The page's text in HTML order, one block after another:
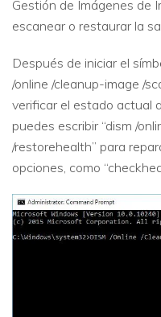
Gestión de Imágenes de
escanear o restaurar la
Después de iniciar el
/online /cleanup-image /
verificar el estado actual
puedes escribir “dism /
/restorehealth” para
opciones, como